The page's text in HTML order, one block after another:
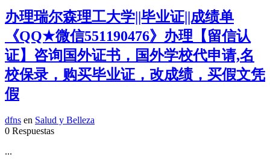
办理瑞尔森理工大学||毕业证||成绩单
《QQ★微信551190476》办理【留信认
证】咨询国外证书，国外学校代申请,名
校保录，购买毕业证，改成绩，买假文凭
假
dfns en Salud y Belleza
0 Respuestas
...